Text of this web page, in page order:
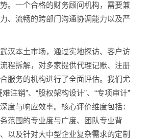
。一个合格的财务顾问机构，需要兼
、流畅的跨部门沟通协调能力以及严
汉本土市场，通过实地探访、客户访
程拆解，对多家提供代理记账、注册
服务的机构进行了全面评估。我们尤
注销”、“股权架构设计”、“专项审计”
度与响应效率。核心评价维度包括：
范围的专业度与广度、团队专业背
以及针对大中型企业复杂需求的定制